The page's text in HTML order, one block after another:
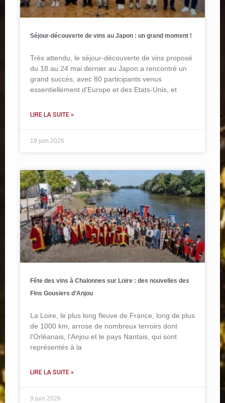
Séjour-découverte de vins au Japon : un grand moment !
Très attendu, le séjour-découverte de vins proposé
du 18 au 24 mai dernier au Japon a rencontré un
grand succès, avec 80 participants venus
essentiellement d’Europe et des Etats-Unis, et
LIRE LA SUITE »
19 juin 2026
Fête des vins à Chalonnes sur Loire : des nouvelles des
Fins Gousiers d’Anjou
La Loire, le plus long fleuve de France, long de plus
de 1000 km, arrose de nombreux terroirs dont
l’Orléanais, l’Anjou et le pays Nantais, qui sont
représentés à la
LIRE LA SUITE »
9 juin 2026